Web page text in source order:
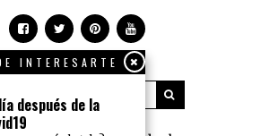
INTERESARTE
después de la